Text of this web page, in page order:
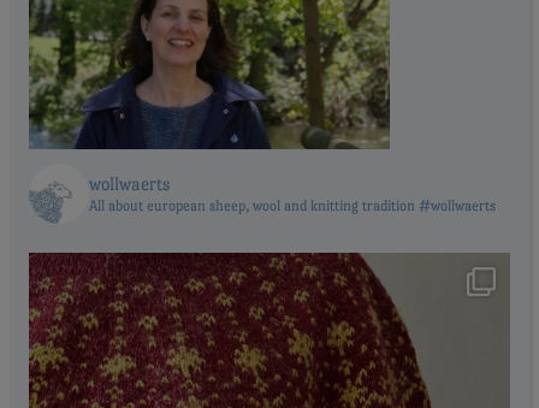
wollwaerts
All about european sheep, wool and knitting tradition #wollwaerts